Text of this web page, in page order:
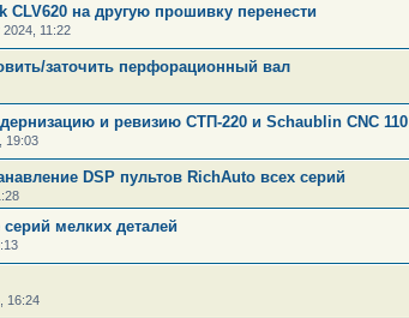
CLV620 на другую прошивку перенести
2024, 11:22
заточить перфорационный вал
и ревизию СТП-220 и Schaublin CNC 110
19:03
DSP пультов RichAuto всех серий
серий мелких деталей
16:24